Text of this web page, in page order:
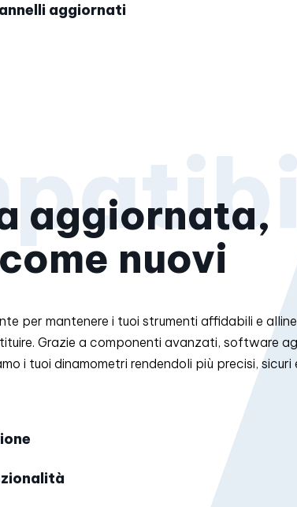
aggiornati
aggiornata,
nuovi
per mantenere i tuoi strumenti affidabili e
Grazie a componenti avanzati, software
i tuoi dinamometri rendendoli più precisi, sicuri